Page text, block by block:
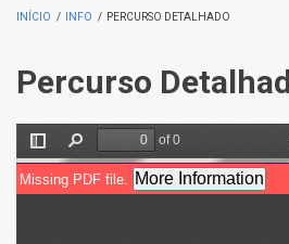
INÍCIO / INFO / PERCURSO DETALHADO
Percurso